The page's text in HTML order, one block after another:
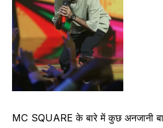
MC SQUARE के बारे में कुछ अनजानी